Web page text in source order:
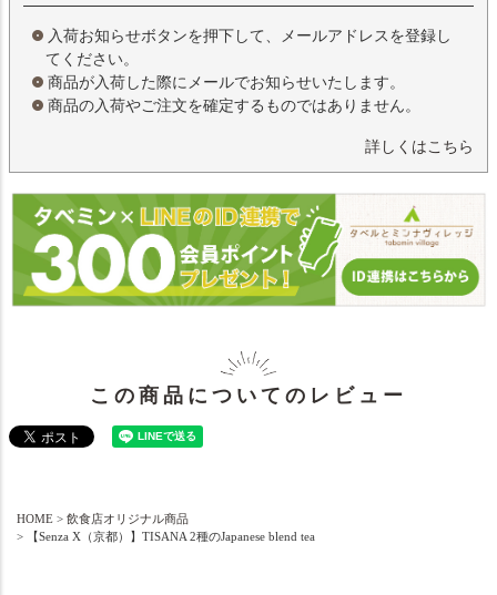
入荷お知らせボタンを押下して、メールアドレスを登録し
てください。
商品が入荷した際にメールでお知らせいたします。
商品の入荷やご注文を確定するものではありません。
詳しくはこちら
この商品についてのレビュー
HOME
飲食店オリジナル商品
【Senza X（京都）】TISANA 2種のJapanese blend tea